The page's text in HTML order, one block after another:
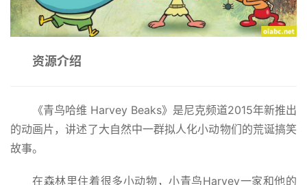
资源介绍
《青鸟哈维 Harvey Beaks》是尼克频道2015年新推出
的动画片，讲述了大自然中一群拟人化小动物们的荒诞搞笑
故事。
在森林里住着很多小动物，小青鸟Harvey一家和他的